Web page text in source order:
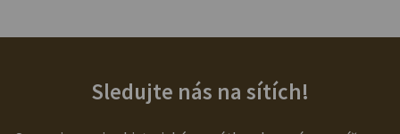
Sledujte nás na sítích!